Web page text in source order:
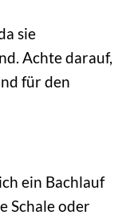
sie
Achte darauf,
für den
ein Bachlauf
Schale oder